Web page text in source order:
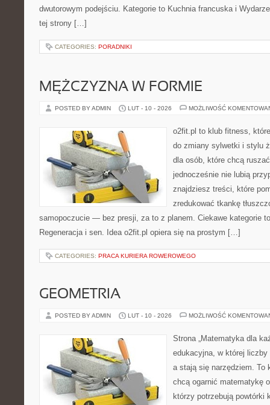
dwutorowym podejściu. Kategorie to Kuchnia francuska i
tej strony […]
CATEGORIES: PORADNIKI
MĘŻCZYZNA W FORMIE
POSTED BY ADMIN LUT - 10 - 2026 MOŻLIWOŚĆ
o2fit.pl to klub fitness,
do zmiany sylwetki i stylu
dla osób, które chcą
jednocześnie nie lubią
znajdziesz treści, które
zredukować tkankę
samopoczucie — bez presji, za to z planem. Ciekawe kategorie
Regeneracja i sen. Idea o2fit.pl opiera się na prostym […]
CATEGORIES: PRACA KURIERA ROWEROWEGO
GEOMETRIA
POSTED BY ADMIN LUT - 10 - 2026 MOŻLIWOŚĆ
Strona „Matematyka dla
edukacyjna, w której
a stają się narzędziem. To
chcą ogarnić matematykę
którzy potrzebują powtórki